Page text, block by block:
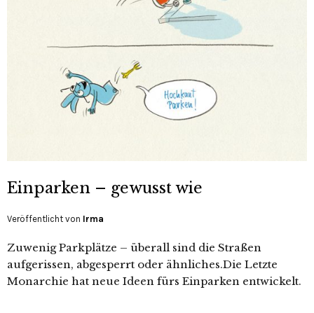
Einparken – gewusst wie
Veröffentlicht von Irma
Zuwenig Parkplätze – überall sind die Straßen
aufgerissen, abgesperrt oder ähnliches.Die Letzte
Monarchie hat neue Ideen fürs Einparken entwickelt.